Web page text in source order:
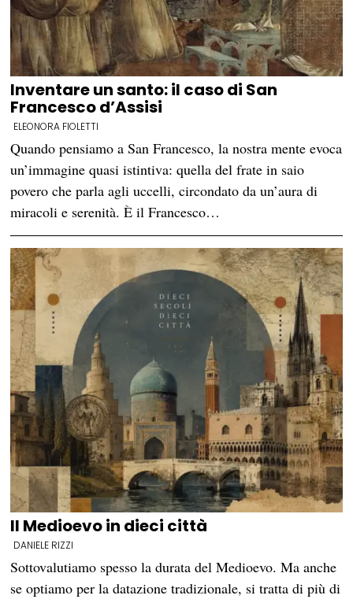
Inventare un santo: il caso di San
Francesco d’Assisi
ELEONORA FIOLETTI
Quando pensiamo a San Francesco, la nostra mente evoca
un’immagine quasi istintiva: quella del frate in saio
povero che parla agli uccelli, circondato da un’aura di
miracoli e serenità. È il Francesco…
Il Medioevo in dieci città
DANIELE RIZZI
Sottovalutiamo spesso la durata del Medioevo. Ma anche
se optiamo per la datazione tradizionale, si tratta di più di